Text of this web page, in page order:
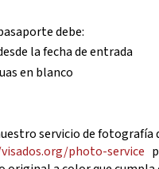
debe:
la fecha de entrada
en blanco
servicio de
photo-service